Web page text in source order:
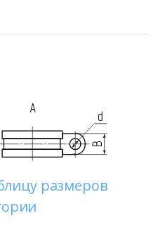
высоким стандартам
размеров